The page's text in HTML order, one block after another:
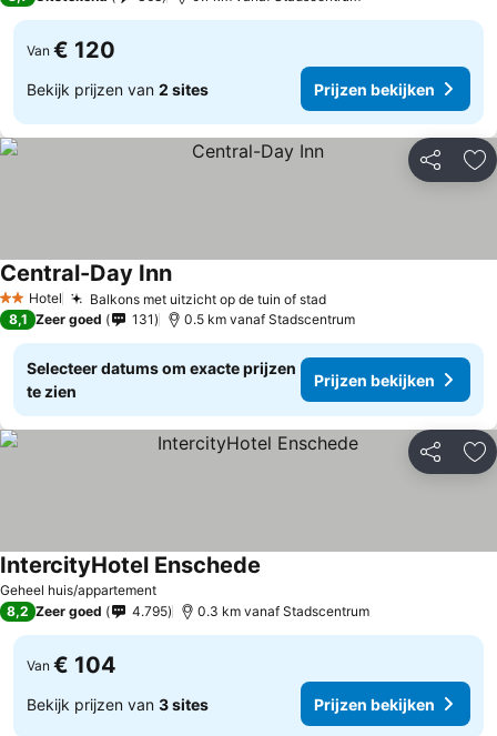
Van € 120
Bekijk prijzen van 2 sites Prijzen bekijken
Delen
2 Sterren
Hotel Balkons met uitzicht op de tuin of stad
Central-Day Inn
8,1 Zeer goed 131 0.5 km vanaf Stadscentrum
Selecteer datums om exacte prijzen
te zien
Prijzen bekijken
Delen
Geheel huis/appartement
IntercityHotel Enschede
8,2 Zeer goed 4.795 0.3 km vanaf Stadscentrum
Van € 104
Bekijk prijzen van 3 sites Prijzen bekijken